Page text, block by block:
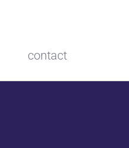
contact